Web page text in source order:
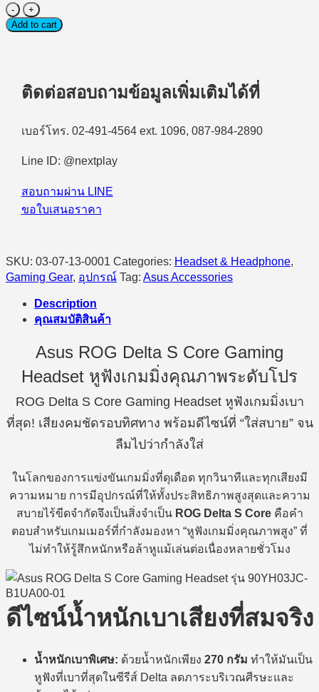
Wired
Gaming
Headset
สำหรับ
เล่น
แบบ
ไร้
Asus
ROG
Delta
Add to cart
ติดต่อสอบถามข้อมูลเพิ่มเติมได้ที่
เบอร์โทร. 02-491-4564 ext. 1096, 087-984-2890
Line ID: @nextplay
สอบถามผ่าน LINE
ขอใบเสนอราคา
SKU: 03-07-13-0001 Categories: Headset & Headphone,
Gaming Gear, อุปกรณ์ Tag: Asus Accessories
Description
คุณสมบัติสินค้า
Asus ROG Delta S Core Gaming
Headset หูฟังเกมมิ่งคุณภาพระดับโปร
ROG Delta S Core Gaming Headset หูฟังเกมมิ่งเบา
ที่สุด! เสียงคมชัดรอบทิศทาง พร้อมดีไซน์ที่ “ใส่สบาย” จน
ลืมไปว่ากำลังใส่
ในโลกของการแข่งขันเกมมิ่งที่ดุเดือด ทุกวินาทีและทุกเสียงมี
ความหมาย การมีอุปกรณ์ที่ให้ทั้งประสิทธิภาพสูงสุดและความ
สบายไร้ขีดจำกัดจึงเป็นสิ่งจำเป็น ROG Delta S Coreคือคำ
ตอบสำหรับเกมเมอร์ที่กำลังมองหา “หูฟังเกมมิ่งคุณภาพสูง” ที่
ไม่ทำให้รู้สึกหนักหรือล้าหูแม้เล่นต่อเนื่องหลายชั่วโมง
ดีไซน์น้ำหนักเบาเสียงที่สมจริง
น้ำหนักเบาพิเศษ: ด้วยน้ำหนักเพียง 270 กรัม ทำให้มันเป็น
หูฟังที่เบาที่สุดในซีรีส์ Delta ลดภาระบริเวณศีรษะและ